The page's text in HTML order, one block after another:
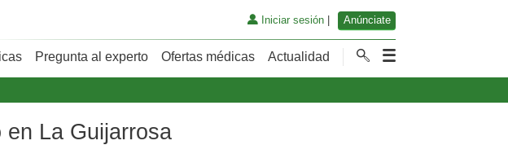
Iniciar sesión| Anúnciate
Pregunta al experto Ofertas médicas Actualidad
La Guijarrosa